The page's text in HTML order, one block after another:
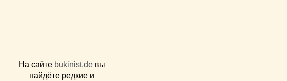
На сайте bukinist.deвы
найдёте редкие и